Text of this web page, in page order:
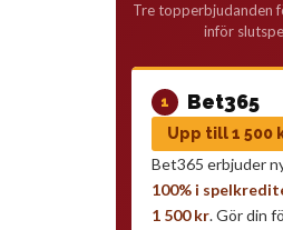
Tre topperbjudanden
inför
1 Bet365
Upp till 1 500
Bet365 erbjuder
100% i
1 500 kr. Gör din